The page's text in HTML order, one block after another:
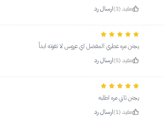
مفيد (3)
ارسال رد
يجنن مره عطري المفضل اي عروس لا تفوته ابداً
مفيد (5)
ارسال رد
يجنن ثاني مره اطلبه
مفيد (1)
ارسال رد